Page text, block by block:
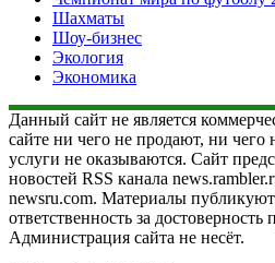
Шахматы
Шоу-бизнес
Экология
Экономика
Данный сайт не является
сайте ни чего не продают, ни
услуги не оказываются. Сайт
новостей RSS канала
newsru.com. Материалы
ответственность за
Администрация сайта не несёт.